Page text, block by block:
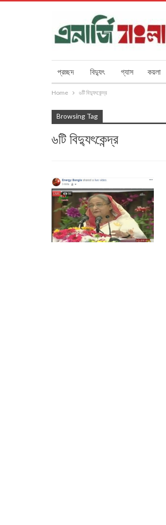
প্রচ্ছদ বিদ্যুৎ গ্যাস কয়লা
Home ৬টি বিদ্যুৎকেন্দ্র
Browsing Tag
৬টি বিদ্যুৎকেন্দ্র